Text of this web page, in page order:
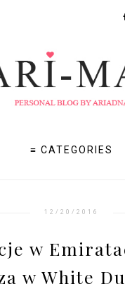
≡ CATEGORIES
12/20/2016
w
w White